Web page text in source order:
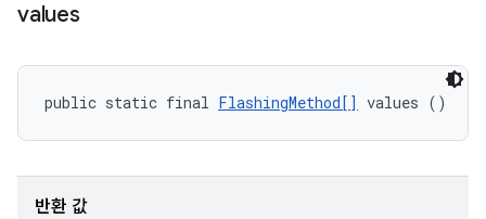
values
public static final FlashingMethod[] values ()
반환 값